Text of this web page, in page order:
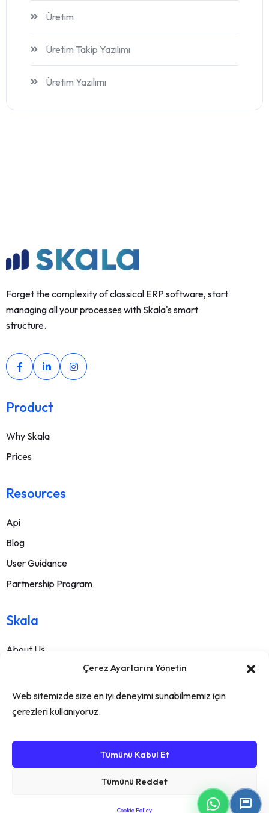
Çerez Ayarlarını Yönetin
Web sitemizde size en iyi deneyimi sunabilmemiz için
çerezleri kullanıyoruz.
Tümünü Kabul Et
Tümünü Reddet
Cookie Policy
Üretim
Üretim Takip Yazılımı
Üretim Yazılımı
Forget the complexity of classical ERP software, start
managing all your processes with Skala's smart
structure.
Product
Why Skala
Prices
Resources
Api
Blog
User Guidance
Partnership Program
Skala
About Us
FAQ
Terms Of Service